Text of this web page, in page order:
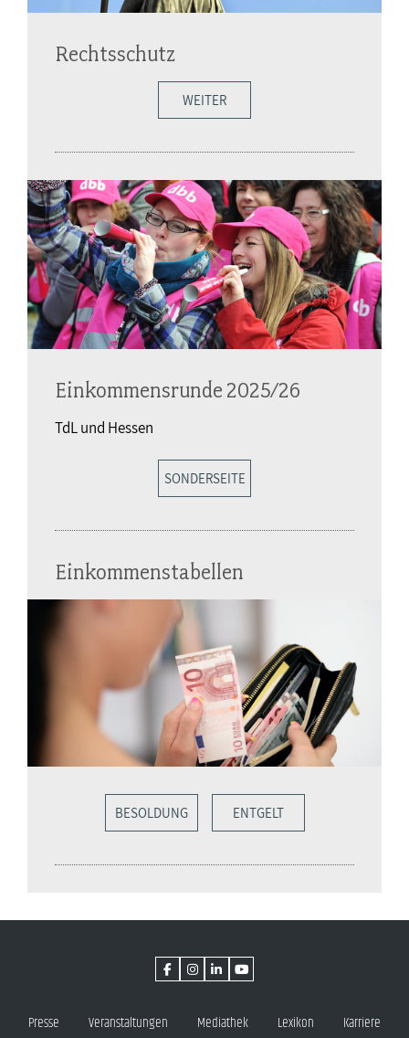
Rechtsschutz
WEITER
Einkommensrunde 2025/26
TdL und Hessen
SONDERSEITE
Einkommenstabellen
BESOLDUNG ENTGELT
Presse Veranstaltungen Mediathek Lexikon Karriere